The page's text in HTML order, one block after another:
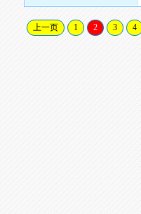
上一页 1 2 3 4